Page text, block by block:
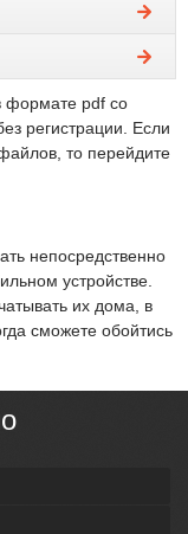
формате pdf со
регистрации. Если
то перейдите
непосредственно
устройстве.
их дома, в
сможете обойтись